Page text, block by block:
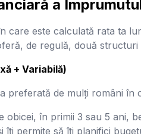
a
care este calculată rata ta
de regulă, două structuri
+ Variabilă)
preferată de mulți români în
obicei, în primii 3 sau 5 ani,
îți permite să îți planifici